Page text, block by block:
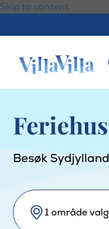
Skip to content
Besøk
1 område